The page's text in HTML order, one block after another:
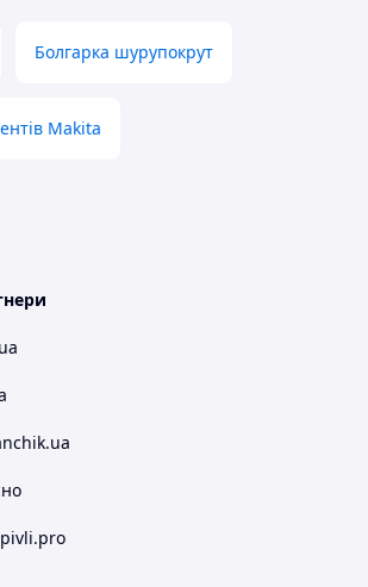
Болгарка шурупокрут
Makita